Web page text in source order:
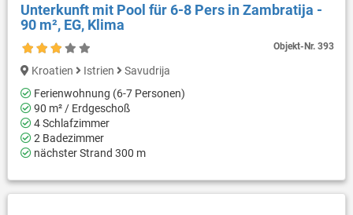
Unterkunft mit Pool für 6-8 Pers in Zambratija -
90 m², EG, Klima
Objekt-Nr.393
Kroatien Istrien
Savudrija
Ferienwohnung (6-7 Personen)
90 m² / Erdgeschoß
4 Schlafzimmer
2 Badezimmer
nächster Strand 300 m